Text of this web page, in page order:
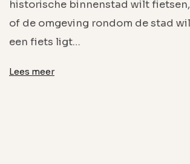
historische binnenstad wilt
of de omgeving rondom de stad
een fiets ligt…
Lees meer